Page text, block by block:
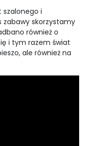
szalonego i
skorzystamy
również o
i tym razem świat
ale również na